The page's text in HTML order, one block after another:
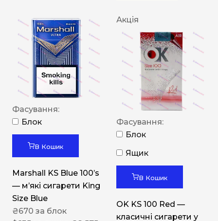
Фасування:
Блок
В Кошик
Marshall KS Blue 100’s
— м’які сигарети King
Size Blue
₴670 за блок
Акція
Фасування:
Блок
Ящик
В Кошик
OK KS 100 Red —
класичні сигарети у